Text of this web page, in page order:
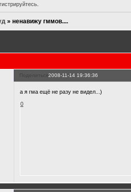
.
»ненавижу гммов....
Поделиться2008-11-14 19:36:36
а я гма ещё не разу не видел...)
0